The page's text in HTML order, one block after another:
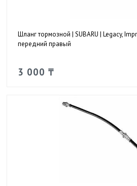
Шланг тормозной | SUBARU | Legacy,
передний правый
3 000 ₸